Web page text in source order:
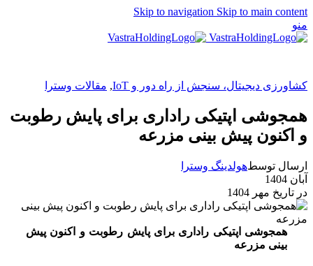
Skip to navigation Skip to main content
منو
کشاورزی دیجیتال، سنجش از راه دور و IoT , مقالات وسترا
همجوشی اپتیکی راداری برای پایش رطوبت
و اکنون پیش بینی مزرعه
ارسال توسطهولدینگ وسترا
آبان 1404
در تاریخ مهر 1404
همجوشی اپتیکی راداری برای پایش رطوبت و اکنون پیش
بینی مزرعه